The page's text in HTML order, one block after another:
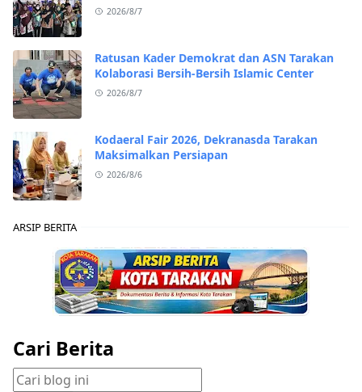
2026/8/7
Ratusan Kader Demokrat dan ASN Tarakan
Kolaborasi Bersih-Bersih Islamic Center
2026/8/7
Kodaeral Fair 2026, Dekranasda Tarakan
Maksimalkan Persiapan
2026/8/6
ARSIP BERITA
Cari Berita